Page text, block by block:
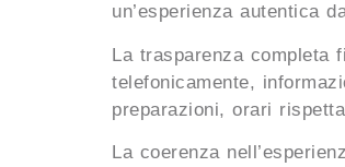
un’esperienza autentica
La trasparenza completa
telefonicamente,
preparazioni, orari
La coerenza